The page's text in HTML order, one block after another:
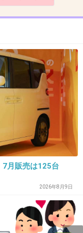
れようとする
らんねん
わかったみた
には何言って
いの愛想笑い
月販売は125台
2026年8月9日